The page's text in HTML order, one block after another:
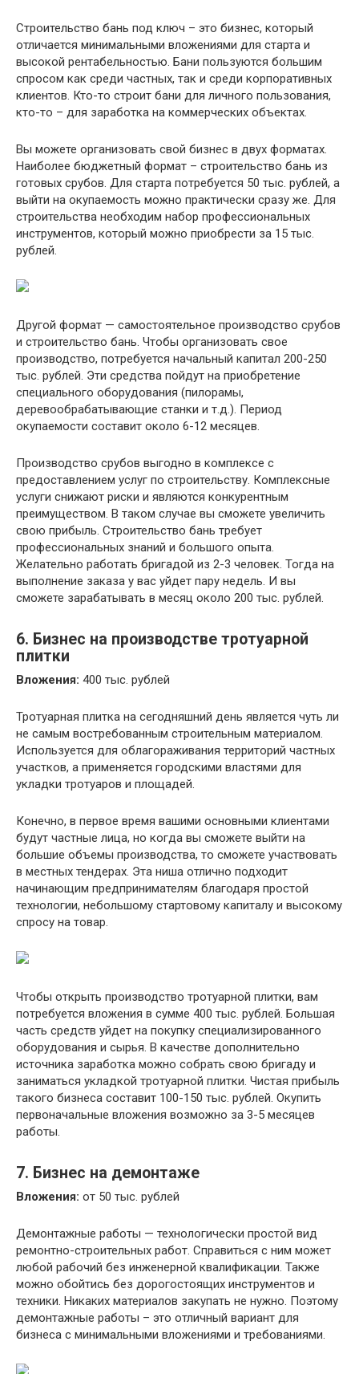
Строительство бань под ключ – это бизнес, который
отличается минимальными вложениями для старта и
высокой рентабельностью. Бани пользуются большим
спросом как среди частных, так и среди корпоративных
клиентов. Кто-то строит бани для личного пользования,
кто-то – для заработка на коммерческих объектах.
Вы можете организовать свой бизнес в двух форматах.
Наиболее бюджетный формат – строительство бань из
готовых срубов. Для старта потребуется 50 тыс. рублей, а
выйти на окупаемость можно практически сразу же. Для
строительства необходим набор профессиональных
инструментов, который можно приобрести за 15 тыс.
рублей.
Другой формат — самостоятельное производство срубов
и строительство бань. Чтобы организовать свое
производство, потребуется начальный капитал 200-250
тыс. рублей. Эти средства пойдут на приобретение
специального оборудования (пилорамы,
деревообрабатывающие станки и т.д.). Период
окупаемости составит около 6-12 месяцев.
Производство срубов выгодно в комплексе с
предоставлением услуг по строительству. Комплексные
услуги снижают риски и являются конкурентным
преимуществом. В таком случае вы сможете увеличить
свою прибыль. Строительство бань требует
профессиональных знаний и большого опыта.
Желательно работать бригадой из 2-3 человек. Тогда на
выполнение заказа у вас уйдет пару недель. И вы
сможете зарабатывать в месяц около 200 тыс. рублей.
6. Бизнес на производстве тротуарной
плитки
Вложения: 400 тыс. рублей
Тротуарная плитка на сегодняшний день является чуть ли
не самым востребованным строительным материалом.
Используется для облагораживания территорий частных
участков, а применяется городскими властями для
укладки тротуаров и площадей.
Конечно, в первое время вашими основными клиентами
будут частные лица, но когда вы сможете выйти на
большие объемы производства, то сможете участвовать
в местных тендерах. Эта ниша отлично подходит
начинающим предпринимателям благодаря простой
технологии, небольшому стартовому капиталу и высокому
спросу на товар.
Чтобы открыть производство тротуарной плитки, вам
потребуется вложения в сумме 400 тыс. рублей. Большая
часть средств уйдет на покупку специализированного
оборудования и сырья. В качестве дополнительно
источника заработка можно собрать свою бригаду и
заниматься укладкой тротуарной плитки. Чистая прибыль
такого бизнеса составит 100-150 тыс. рублей. Окупить
первоначальные вложения возможно за 3-5 месяцев
работы.
7. Бизнес на демонтаже
Вложения: от 50 тыс. рублей
Демонтажные работы — технологически простой вид
ремонтно-строительных работ. Справиться с ним может
любой рабочий без инженерной квалификации. Также
можно обойтись без дорогостоящих инструментов и
техники. Никаких материалов закупать не нужно. Поэтому
демонтажные работы – это отличный вариант для
бизнеса с минимальными вложениями и требованиями.